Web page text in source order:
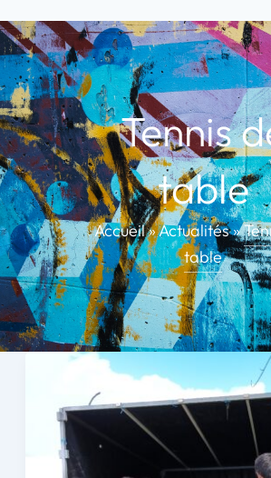
Tennis
table
Accueil»Actualités»
table